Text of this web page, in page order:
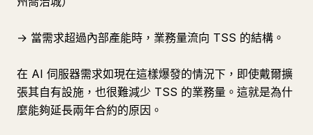
→ 當需求超過內部產能時，業務量流向 TSS 的結構。
在 AI 伺服器需求如現在這樣爆發的情況下，即使戴爾擴
張其自有設施，也很難減少 TSS 的業務量。這就是為什
麼能夠延長兩年合約的原因。